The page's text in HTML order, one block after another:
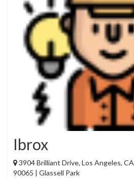
Ibrox
3904 Brilliant Drive, Los Angeles, CA
90065 | Glassell Park